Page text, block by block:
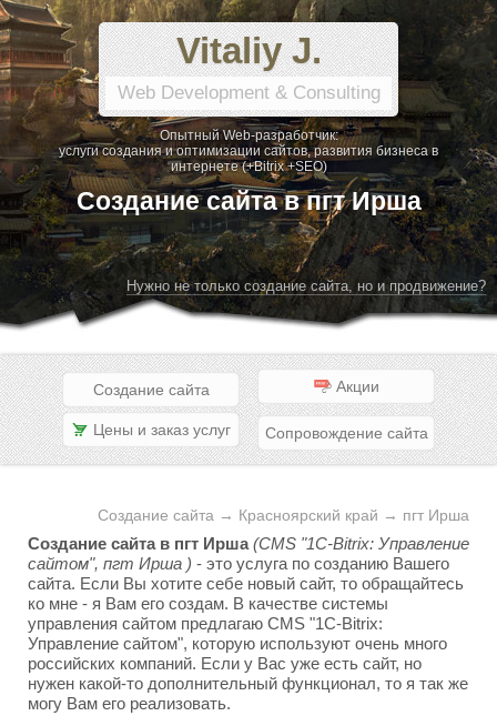
Vitaliy J.
Web Development & Consulting
Опытный Web-разработчик:
услуги создания и оптимизации сайтов, развития бизнеса в
интернете (+Bitrix +SEO)
Создание сайта в пгт Ирша
Нужно не только создание сайта, но и продвижение?
Создание сайта Акции
Цены и заказ услуг Сопровождение сайта
Создание сайта → Красноярский край → пгт Ирша
Создание сайта в пгт Ирша (CMS "1C-Bitrix: Управление
сайтом", пгт Ирша ) - это услуга по созданию Вашего
сайта. Если Вы хотите себе новый сайт, то обращайтесь
ко мне - я Вам его создам. В качестве системы
управления сайтом предлагаю CMS "1C-Bitrix:
Управление сайтом", которую используют очень много
российских компаний. Если у Вас уже есть сайт, но
нужен какой-то дополнительный функционал, то я так же
могу Вам его реализовать.